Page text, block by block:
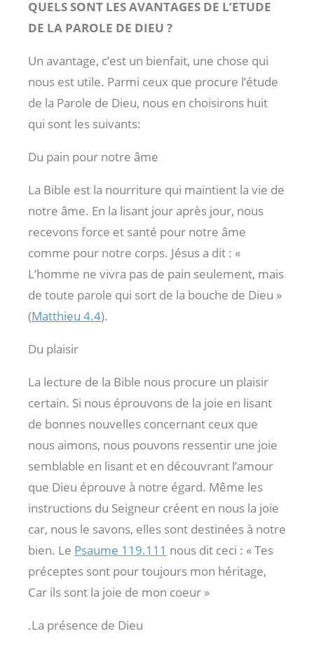
QUELS SONT LES AVANTAGES DE L’ETUDE
DE LA PAROLE DE DIEU ?
Un avantage, c’est un bienfait, une chose qui
nous est utile. Parmi ceux que procure l’étude
de la Parole de Dieu, nous en choisirons huit
qui sont les suivants:
Du pain pour notre âme
La Bible est la nourriture qui maintient la vie de
notre âme. En la lisant jour après jour, nous
recevons force et santé pour notre âme
comme pour notre corps. Jésus a dit : «
L’homme ne vivra pas de pain seulement, mais
de toute parole qui sort de la bouche de Dieu »
(Matthieu 4.4).
Du plaisir
La lecture de la Bible nous procure un plaisir
certain. Si nous éprouvons de la joie en lisant
de bonnes nouvelles concernant ceux que
nous aimons, nous pouvons ressentir une joie
semblable en lisant et en découvrant l’amour
que Dieu éprouve à notre égard. Même les
instructions du Seigneur créent en nous la joie
car, nous le savons, elles sont destinées à notre
bien. Le Psaume 119.111 nous dit ceci : « Tes
préceptes sont pour toujours mon héritage,
Car ils sont la joie de mon coeur »
.La présence de Dieu